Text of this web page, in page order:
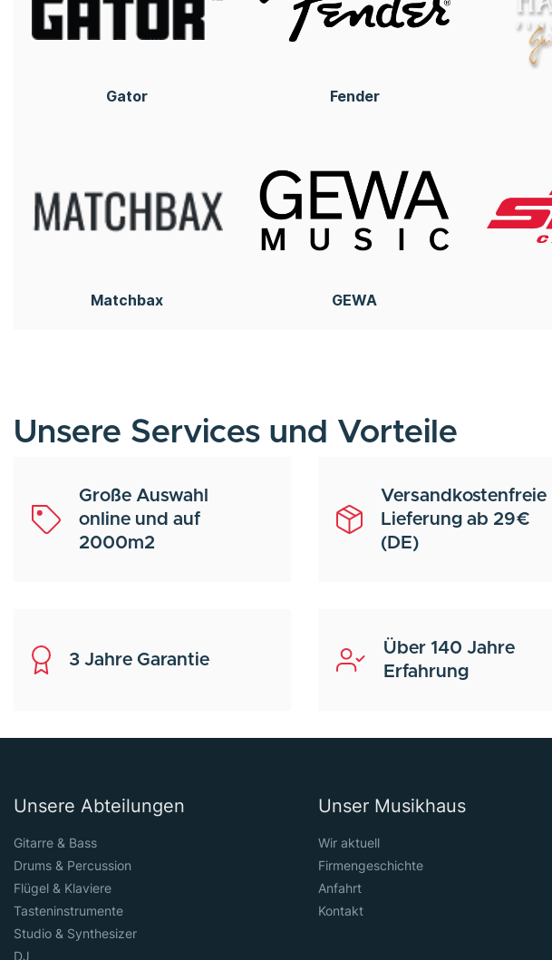
Gator Fender
Matchbax GEWA
Unsere Services und Vorteile
Große Auswahl
online und auf
2000m2
Versandkostenfreie
Lieferung ab 29€
(DE)
3 Jahre Garantie
Über 140 Jahre
Erfahrung
Unsere Abteilungen
Gitarre & Bass
Drums & Percussion
Flügel & Klaviere
Tasteninstrumente
Studio & Synthesizer
DJ
Unser Musikhaus
Wir aktuell
Firmengeschichte
Anfahrt
Kontakt